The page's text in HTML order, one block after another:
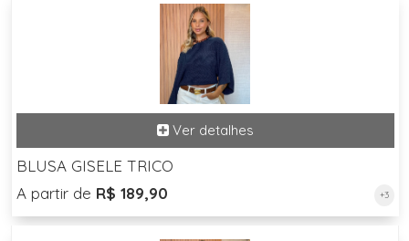
BLUSA GISELE TRICO
A partir de R$ 189,90 +3